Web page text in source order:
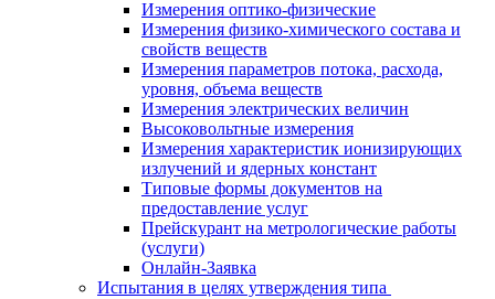
Измерения оптико-физические
Измерения физико-химического состава и
свойств веществ
Измерения параметров потока, расхода,
уровня, объема веществ
Измерения электрических величин
Высоковольтные измерения
Измерения характеристик ионизирующих
излучений и ядерных констант
Типовые формы документов на
предоставление услуг
Прейскурант на метрологические работы
(услуги)
Онлайн-Заявка
Испытания в целях утверждения типа